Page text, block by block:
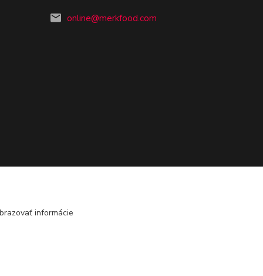
online@merkfood.com
informácie